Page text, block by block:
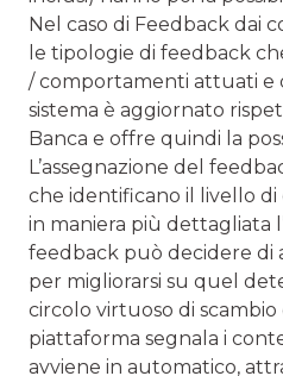
Nel caso di Feedback dai
le tipologie di feedback
/ comportamenti attuati e
sistema è aggiornato
Banca e offre quindi la
L’assegnazione del
che identificano il livello
in maniera più dettagliata
feedback può decidere
per migliorarsi su quel
circolo virtuoso di
piattaforma segnala i
avviene in automatico,